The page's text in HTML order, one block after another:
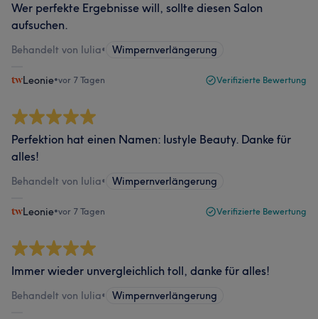
Wer perfekte Ergebnisse will, sollte diesen Salon
aufsuchen.
Behandelt von Iulia• Wimpernverlängerung
Leonie•vor 7 Tagen Verifizierte Bewertung
Perfektion hat einen Namen: Iustyle Beauty. Danke für
alles!
Behandelt von Iulia• Wimpernverlängerung
Leonie•vor 7 Tagen Verifizierte Bewertung
Immer wieder unvergleichlich toll, danke für alles!
Behandelt von Iulia• Wimpernverlängerung